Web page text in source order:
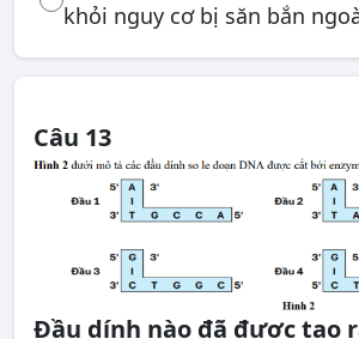
khỏi nguy cơ bị săn bắn
Câu 13
Đầu dính nào đã được tạo